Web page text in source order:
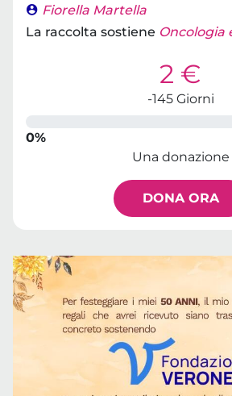
Fiorella Martella
La raccolta sostiene Oncologia
2 €
-145 Giorni
0%
Una donazione
DONA ORA